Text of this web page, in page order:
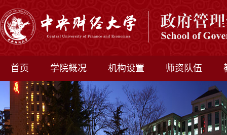
首页 学院概况 机构设置 师资队伍